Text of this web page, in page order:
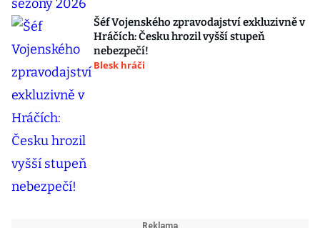
Šéf Vojenského zpravodajství exkluzivně v
Hráčích: Česku hrozil vyšší stupeň
nebezpečí!
Blesk hráči